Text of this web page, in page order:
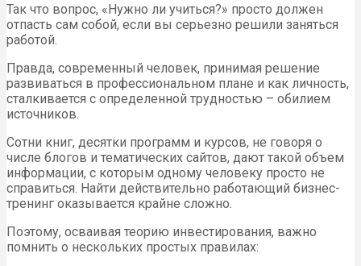
Так что вопрос, «Нужно ли учиться?» просто должен
отпасть сам собой, если вы серьезно решили заняться
работой.
Правда, современный человек, принимая решение
развиваться в профессиональном плане и как личность,
сталкивается с определенной трудностью – обилием
источников.
Сотни книг, десятки программ и курсов, не говоря о
числе блогов и тематических сайтов, дают такой объем
информации, с которым одному человеку просто не
справиться. Найти действительно работающий бизнес-
тренинг оказывается крайне сложно.
Поэтому, осваивая теорию инвестирования, важно
помнить о нескольких простых правилах: